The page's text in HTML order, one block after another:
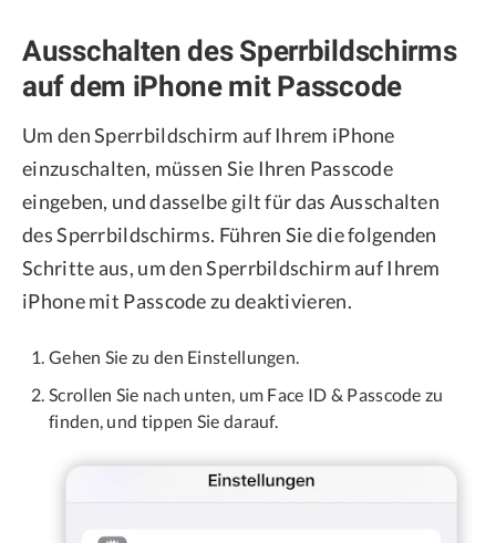
Ausschalten des Sperrbildschirms
auf dem iPhone mit Passcode
Um den Sperrbildschirm auf Ihrem iPhone
einzuschalten, müssen Sie Ihren Passcode
eingeben, und dasselbe gilt für das Ausschalten
des Sperrbildschirms. Führen Sie die folgenden
Schritte aus, um den Sperrbildschirm auf Ihrem
iPhone mit Passcode zu deaktivieren.
Gehen Sie zu den Einstellungen.
Scrollen Sie nach unten, um Face ID & Passcode zu
finden, und tippen Sie darauf.